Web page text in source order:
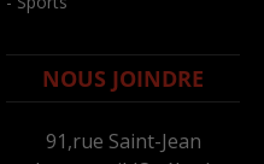
NOUS JOINDRE
91,rue Saint-Jean